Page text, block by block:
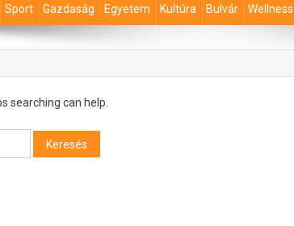
Sport Gazdaság Egyetem Kultúra Bulvár Wellness
searching can help.